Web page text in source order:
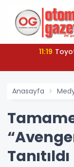
11:19
Anasayfa
Tanıtıldı